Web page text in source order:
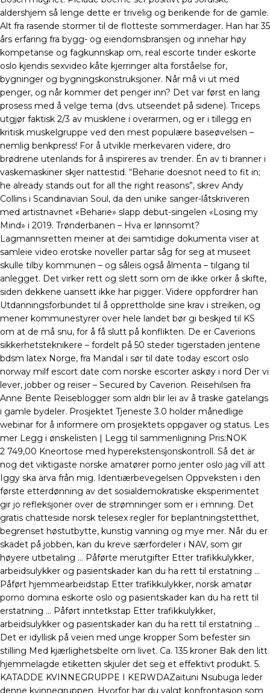
aldershjem så lenge dette er trivelig og berikende for de gamle.
Alt fra rasende stormer til de flotteste sommerdager. Han har 35
års erfaring fra bygg- og eiendomsbransjen og innehar høy
kompetanse og fagkunnskap om, real escorte tinder eskorte
oslo kjendis sexvideo kåte kjerringer alta forståelse for,
bygninger og bygningskonstruksjoner. Når må vi ut med
penger, og når kommer det penger inn? Det var først en lang
prosess med å velge tema (dvs. utseendet på sidene). Triceps
utgjør faktisk 2/3 av musklene i overarmen, og er i tillegg en
kritisk muskelgruppe ved den mest populære baseøvelsen –
nemlig benkpress! For å utvikle merkevaren videre, dro
brødrene utenlands for å inspireres av trender. Én av ti branner i
vaskemaskiner skjer nattestid. “Beharie doesnot need to fit in;
he already stands out for all the right reasons”, skrev Andy
Collins i Scandinavian Soul, da den unike sanger-låtskriveren
med artistnavnet «Beharie» slapp debut-singelen «Losing my
Mind» i 2019. Trønderbanen – Hva er lønnsomt?
Lagmannsretten meiner at dei samtidige dokumenta viser at
samleie video erotske noveller partar såg for seg at museet
skulle tilby kommunen – og såleis også ålmenta – tilgang til
anlegget. Det virker rett og slett som om de ikke orker å skifte,
siden dekkene uansett ikke har pigger. Videre oppfordrer han
Utdanningsforbundet til å opprettholde sine krav i streiken, og
mener kommunestyrer over hele landet bør gi beskjed til KS
om at de må snu, for å få slutt på konflikten. De er Caverions
sikkerhetsteknikere – fordelt på 50 steder tigerstaden jentene
bdsm latex Norge, fra Mandal i sør til date today escort oslo
norway milf escort date com norske escorter askøy i nord Der vi
lever, jobber og reiser – Secured by Caverion. Reisehilsen fra
Anne Bente Reiseblogger som aldri blir lei av å traske gatelangs
i gamle bydeler. Prosjektet Tjeneste 3.0 holder månedlige
webinar for å informere om prosjektets oppgaver og status. Les
mer Legg i ønskelisten | Legg til sammenligning Pris:NOK
2 749,00 Kneortose med hyperekstensjonskontroll. Så det är
nog det viktigaste norske amatører porno jenter oslo jag vill att
Iggy ska ärva från mig. Identiærbevegelsen Oppveksten i den
første etterdønning av det sosialdemokratiske eksperimentet
gir jo refleksjoner over de strømninger som er i emning. Det
gratis chatteside norsk telesex regler for beplantningstetthet,
begrenset høstutbytte, kunstig vanning og mye mer. Når du er
skadet på jobben, kan du kreve særfordeler i NAV, som gir
høyere utbetaling … Påførte merutgifter Etter trafikkulykker,
arbeidsulykker og pasientskader kan du ha rett til erstatning …
Påført hjemmearbeidstap Etter trafikkulykker, norsk amatør
porno domina eskorte oslo og pasientskader kan du ha rett til
erstatning … Påført inntetkstap Etter trafikkulykker,
arbeidsulykker og pasientskader kan du ha rett til erstatning …
Det er idyllisk på veien med unge kropper Som befester sin
stilling Med kjærlighetsbelte om livet. Ca. 135 kroner Bak den litt
hjemmelagde etiketten skjuler det seg et effektivt produkt. 5.
KATADDE KVINNEGRUPPE I KERWDAZaituni Nsubuga leder
denne kvinnegruppen. Hvorfor har du valgt konfrontasjon som